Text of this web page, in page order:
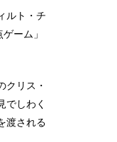
ルト・チ
ーム」
クリス・
でしわく
渡される